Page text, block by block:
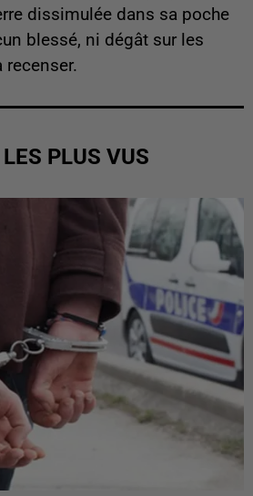
dissimulée dans sa poche
blessé, ni dégât sur les
recenser.
PLUS VUS